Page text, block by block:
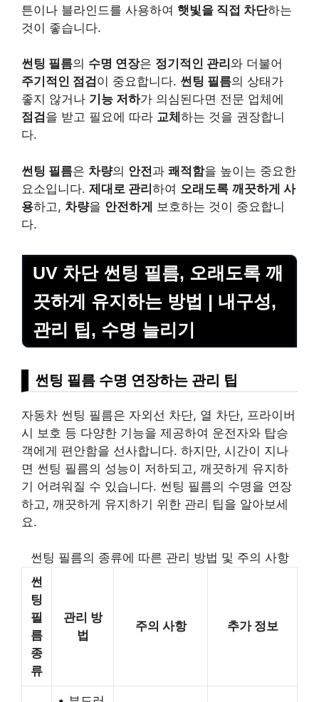
튼이나 블라인드를 사용하여 햇빛을 직접 차단하는
것이 좋습니다.
썬팅 필름의 수명 연장은 정기적인 관리 와 더불어
주기적인 점검 이 중요합니다. 썬팅 필름의 상태가
좋지 않거나 기능 저하가 의심된다면 전문 업체에
점검 을 받고 필요에 따라 교체 하는 것을 권장합니
다.
썬팅 필름은 차량의 안전과 쾌적함을 높이는 중요한
요소입니다. 제대로 관리하여 오래도록 깨끗하게 사
용하고, 차량을 안전하게 보호하는 것이 중요합니
다.
UV 차단 썬팅 필름, 오래도록 깨
끗하게 유지하는 방법 | 내구성,
관리 팁, 수명 늘리기
썬팅 필름 수명 연장하는 관리 팁
자동차 썬팅 필름은 자외선 차단, 열 차단, 프라이버
시 보호 등 다양한 기능을 제공하여 운전자와 탑승
객에게 편안함을 선사합니다. 하지만, 시간이 지나
면 썬팅 필름의 성능이 저하되고, 깨끗하게 유지하
기 어려워질 수 있습니다. 썬팅 필름의 수명을 연장
하고, 깨끗하게 유지하기 위한 관리 팁을 알아보세
요.
썬팅 필름의 종류에 따른 관리 방법 및 주의 사항
썬
팅
필
름
종
류
관리 방
법
주의 사항 추가 정보